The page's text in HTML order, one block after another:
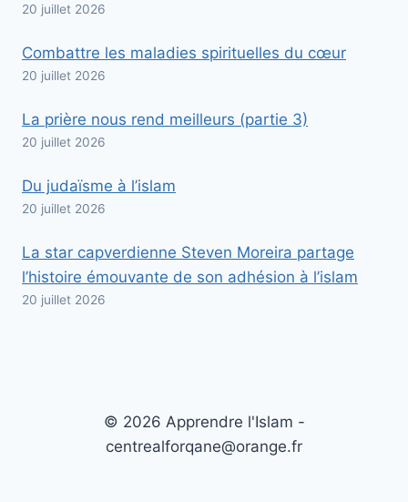
20 juillet 2026
Combattre les maladies spirituelles du cœur
20 juillet 2026
La prière nous rend meilleurs (partie 3)
20 juillet 2026
Du judaïsme à l’islam
20 juillet 2026
La star capverdienne Steven Moreira partage
l’histoire émouvante de son adhésion à l’islam
20 juillet 2026
© 2026 Apprendre l'Islam -
centrealforqane@orange.fr